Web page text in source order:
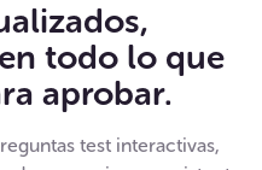
todo lo que
aprobar.
test interactivas,